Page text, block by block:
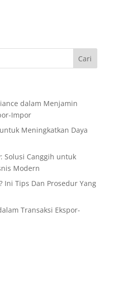
dalam Menjamin
Impor
Meningkatkan Daya
Solusi Canggih untuk
Modern
Ini Tips Dan Prosedur Yang
Transaksi Ekspor-